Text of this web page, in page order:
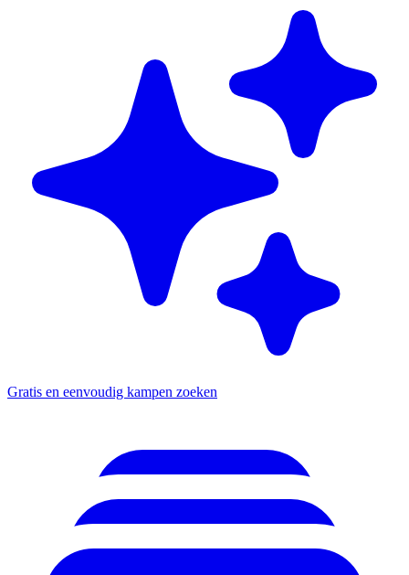
Gratis en eenvoudig kampen zoeken